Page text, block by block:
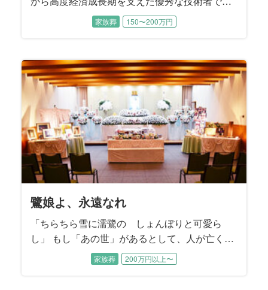
り、堅実な会社経営者でもありました。 喪主を
務めた息子様は、「朝から晩まで働いて帰宅す
スパラガスを２時間かけてゆっくり愉しむ父の
姿を思い出します」とお話しくださいました。
家族葬 150〜200万円
鷺娘よ、永遠なれ
「ちらちら雪に濡鷺の しょんぼりと可愛ら
し」 もし「あの世」があるとして、人が亡くな
ってあの世に向かう姿が自身の一番輝いていた
ときであるとするならば、故人様は間違いな
家族葬 200万円以上〜